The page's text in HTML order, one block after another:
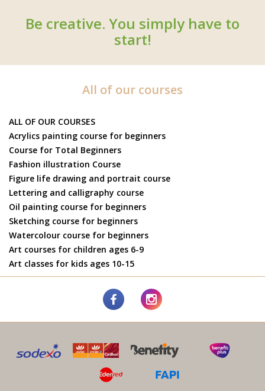
Be creative. You simply have to
start!
All of our courses
ALL OF OUR COURSES
Acrylics painting course for beginners
Course for Total Beginners
Fashion illustration Course
Figure life drawing and portrait course
Lettering and calligraphy course
Oil painting course for beginners
Sketching course for beginners
Watercolour course for beginners
Art courses for children ages 6-9
Art classes for kids ages 10-15